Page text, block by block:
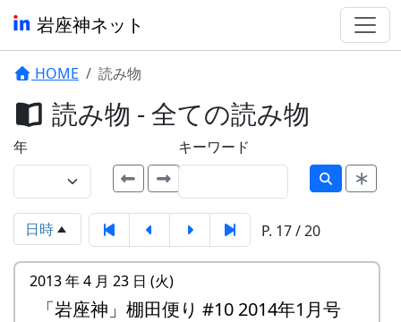
岩座神ネット
HOME 読み物
読み物 - 全ての読み物
年 キーワード
日時 P. 17 / 20
2013 年 4 月 23 日 (火)
「岩座神」棚田便り #10 2014年1月号